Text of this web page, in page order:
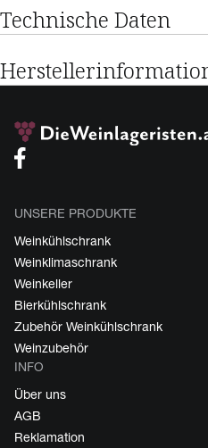
Technische Daten
UNSERE PRODUKTE
Weinkühlschrank
Weinklimaschrank
Weinkeller
Bierkühlschrank
Zubehör Weinkühlschrank
Weinzubehör
INFO
Über uns
AGB
Reklamation